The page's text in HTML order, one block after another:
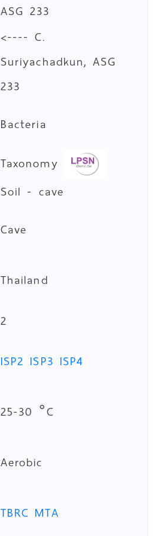
ASG 233
<---- C.
Suriyachadkun, ASG
233
Bacteria
Taxonomy
Soil - cave
Cave
Thailand
2
ISP2 ISP3 ISP4
25-30 °C
Aerobic
TBRC MTA